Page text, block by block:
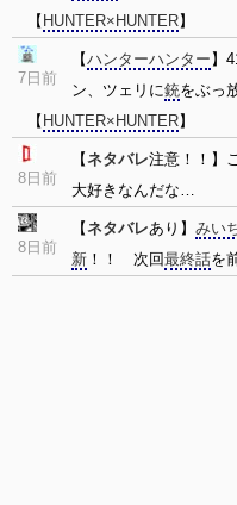
【 HUNTER×HUNTER】
7日前
【ハンターハンター 】
ン、ツェリに銃をぶっ
【 HUNTER×HUNTER】
8日前
【ネタバレ注意！！】
大好きなんだな…
8日前
【ネタバレあり】 みい
新 ！！ 次回最終話を